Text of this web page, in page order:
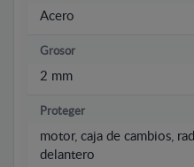
Acero
Grosor
2 mm
Proteger
motor, caja de cambios,
delantero